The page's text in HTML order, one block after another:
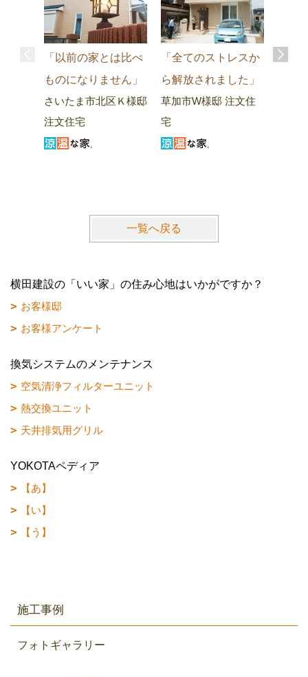
「以前の家とは比べ
ものになりません」
さいたま市北区Ｋ様邸
注文住宅
「全てのストレスか
ら解放されました」
草加市W様邸 注文住
宅
快適
一覧へ戻る
横田建設の「いい家」の住み心地はいかがですか？
お客様邸
お客様アンケート
換気システムのメンテナンス
空気清浄フィルターユニット
熱交換ユニット
天井排気用グリル
YOKOTAペディア
【あ】
【い】
【う】
施工事例
フォトギャラリー